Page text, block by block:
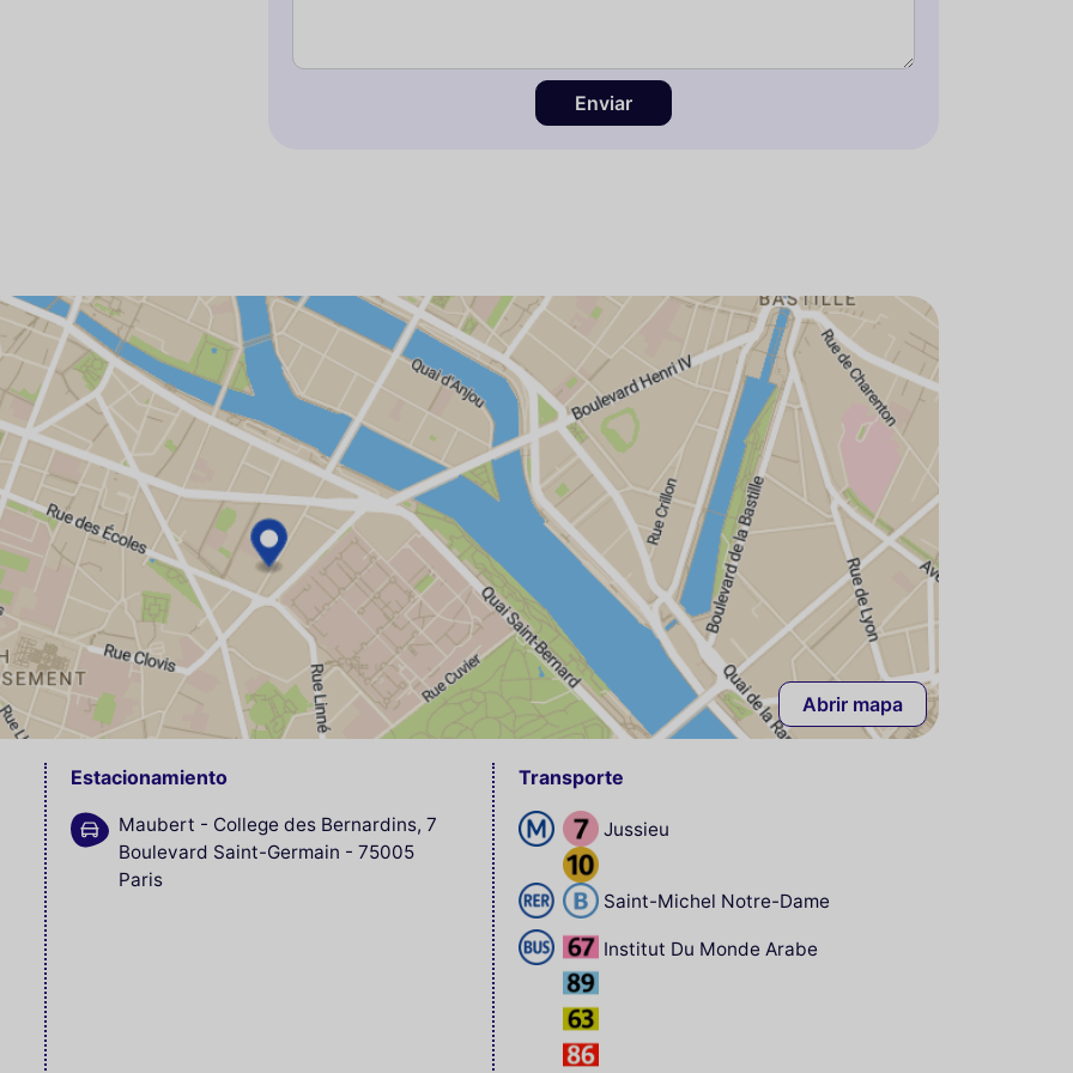
Enviar
Abrir mapa
Estacionamiento
Maubert - College des Bernardins, 7
Boulevard Saint-Germain - 75005
Paris
Transporte
Jussieu
Saint-Michel Notre-Dame
Institut Du Monde Arabe